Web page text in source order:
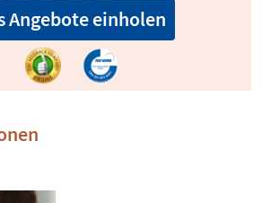
Angebote einholen